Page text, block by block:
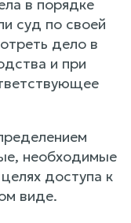
в порядке
суд по своей
дело в
и при
необходимые
доступа к
виде.